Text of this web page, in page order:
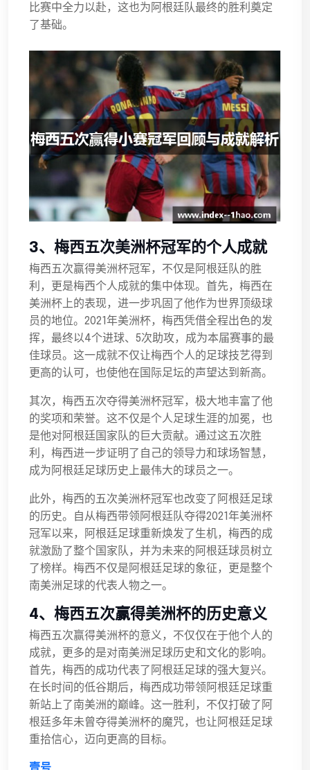
比赛中全力以赴，这也为阿根廷队最终的胜利奠定
了基础。
3、梅西五次美洲杯冠军的个人成就
梅西五次赢得美洲杯冠军，不仅是阿根廷队的胜
利，更是梅西个人成就的集中体现。首先，梅西在
美洲杯上的表现，进一步巩固了他作为世界顶级球
员的地位。2021年美洲杯，梅西凭借全程出色的发
挥，最终以4个进球、5次助攻，成为本届赛事的最
佳球员。这一成就不仅让梅西个人的足球技艺得到
更高的认可，也使他在国际足坛的声望达到新高。
其次，梅西五次夺得美洲杯冠军，极大地丰富了他
的奖项和荣誉。这不仅是个人足球生涯的加冕，也
是他对阿根廷国家队的巨大贡献。通过这五次胜
利，梅西进一步证明了自己的领导力和球场智慧，
成为阿根廷足球历史上最伟大的球员之一。
此外，梅西的五次美洲杯冠军也改变了阿根廷足球
的历史。自从梅西带领阿根廷队夺得2021年美洲杯
冠军以来，阿根廷足球重新焕发了生机，梅西的成
就激励了整个国家队，并为未来的阿根廷球员树立
了榜样。梅西不仅是阿根廷足球的象征，更是整个
南美洲足球的代表人物之一。
4、梅西五次赢得美洲杯的历史意义
梅西五次赢得美洲杯的意义，不仅仅在于他个人的
成就，更多的是对南美洲足球历史和文化的影响。
首先，梅西的成功代表了阿根廷足球的强大复兴。
在长时间的低谷期后，梅西成功带领阿根廷足球重
新站上了南美洲的巅峰。这一胜利，不仅打破了阿
根廷多年未曾夺得美洲杯的魔咒，也让阿根廷足球
重拾信心，迈向更高的目标。